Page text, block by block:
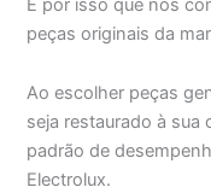
peças originais da
Ao escolher peças
seja restaurado à
padrão de
Electrolux.